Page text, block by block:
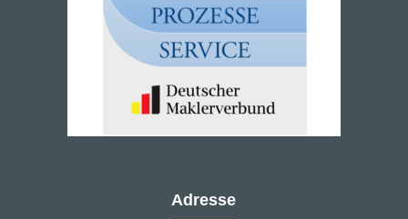
Adresse